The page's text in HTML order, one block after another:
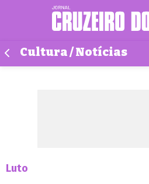
Cultura / Notícias
Luto